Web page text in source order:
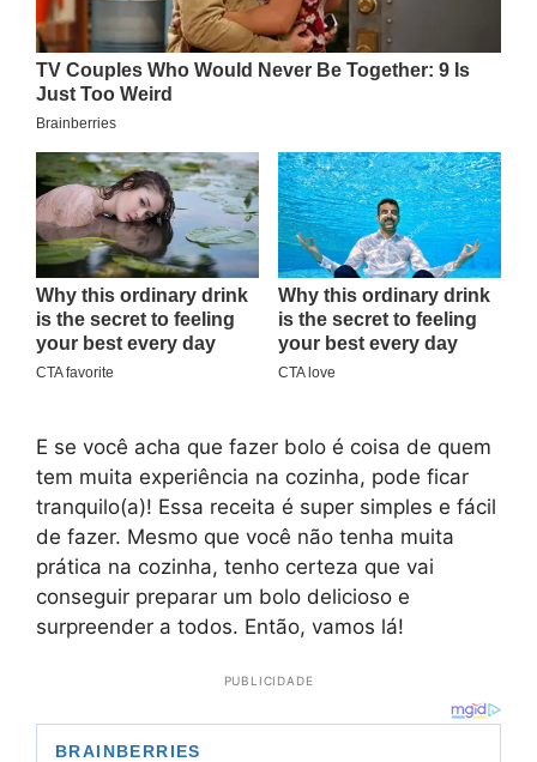
E se você acha que fazer bolo é coisa de quem
tem muita experiência na cozinha, pode ficar
tranquilo(a)! Essa receita é super simples e fácil
de fazer. Mesmo que você não tenha muita
prática na cozinha, tenho certeza que vai
conseguir preparar um bolo delicioso e
surpreender a todos. Então, vamos lá!
PUBLICIDADE